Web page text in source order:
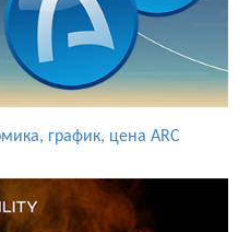
график, цена ARC